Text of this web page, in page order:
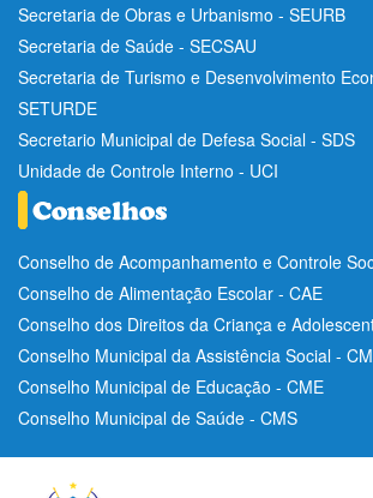
Secretaria de Obras e Urbanismo - SEURB
Secretaria de Saúde - SECSAU
Secretaria de Turismo e Desenvolvimento
SETURDE
Secretario Municipal de Defesa Social - SDS
Unidade de Controle Interno - UCI
Conselho de Acompanhamento e Controle
Conselho de Alimentação Escolar - CAE
Conselho dos Direitos da Criança e
Conselho Municipal da Assistência Social -
Conselho Municipal de Educação - CME
Conselho Municipal de Saúde - CMS